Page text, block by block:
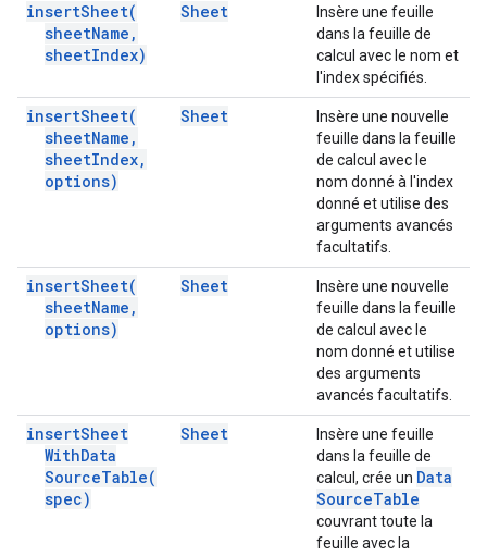
insertSheet(
sheetName ,
sheetIndex)
Sheet
Insère une feuille
dans la feuille de
calcul avec le nom et
l'index spécifiés.
insertSheet(
sheetName ,
sheetIndex,
options)
Sheet
Insère une nouvelle
feuille dans la feuille
de calcul avec le
nom donné à l'index
donné et utilise des
arguments avancés
facultatifs.
insertSheet(
sheetName ,
options)
Sheet
Insère une nouvelle
feuille dans la feuille
de calcul avec le
nom donné et utilise
des arguments
avancés facultatifs.
insertSheet
WithData
SourceTable(
spec)
Sheet
Insère une feuille
dans la feuille de
calcul, crée un Data
SourceTable
couvrant toute la
feuille avec la